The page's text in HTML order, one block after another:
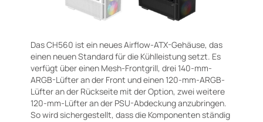
Das CH560 ist ein neues Airflow-ATX-Gehäuse, das
einen neuen Standard für die Kühlleistung setzt. Es
verfügt über einen Mesh-Frontgrill, drei 140-mm-
ARGB-Lüfter an der Front und einen 120-mm-ARGB-
Lüfter an der Rückseite mit der Option, zwei weitere
120-mm-Lüfter an der PSU-Abdeckung anzubringen.
So wird sichergestellt, dass die Komponenten ständig